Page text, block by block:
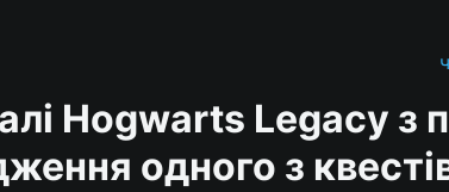
Hogwarts Legacy з
одного з